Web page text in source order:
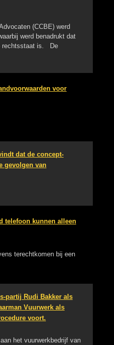
(CCBE) werd
werd benadrukt dat
rechtsstaat is. De
voor
dat de concept-
gevolgen van
telefoon kunnen alleen
terechtkomen bij een
partij Rudi Bakker als
Vuurwerk als
voort.
het vuurwerkbedrijf van